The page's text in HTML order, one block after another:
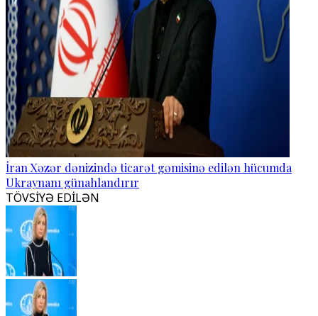
İran Xəzər dənizində ticarət gəmisinə edilən hücumda
Ukraynanı günahlandırır
TÖVSİYƏ EDİLƏN